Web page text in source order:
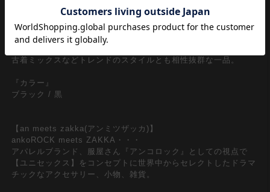
カタチを変えられる変形ギミックも世界観をより強固なモノへ。
アクロバティックなイメージのスタイルながら意外とコーディネ
ートに馴染んでくれる主役顔＆デイリーユースなバランス感が
古着ミックスなどトレンドのスタイルとも相性抜群な一品。
『カラー』
ブラック / 黒
【an meets zakka(アンミツザッカ)】
ankoROCK meets ZAKKA・・・
アパレルブランド、服屋さん『アンコロック』としての視点で
【ユニセックス】をコンセプトに世界中からセレクトしたドラマ
チックなアクセサリー、小物、雑貨。